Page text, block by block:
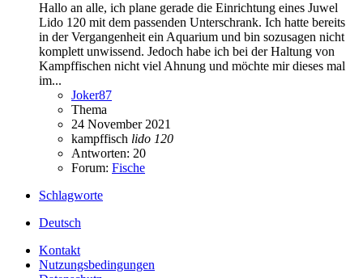
Hallo an alle, ich plane gerade die Einrichtung eines Juwel
Lido 120 mit dem passenden Unterschrank. Ich hatte bereits
in der Vergangenheit ein Aquarium und bin sozusagen nicht
komplett unwissend. Jedoch habe ich bei der Haltung von
Kampffischen nicht viel Ahnung und möchte mir dieses mal
im...
Joker87
Thema
24 November 2021
kampffisch lido 120
Antworten: 20
Forum: Fische
Schlagworte
Deutsch
Kontakt
Nutzungsbedingungen